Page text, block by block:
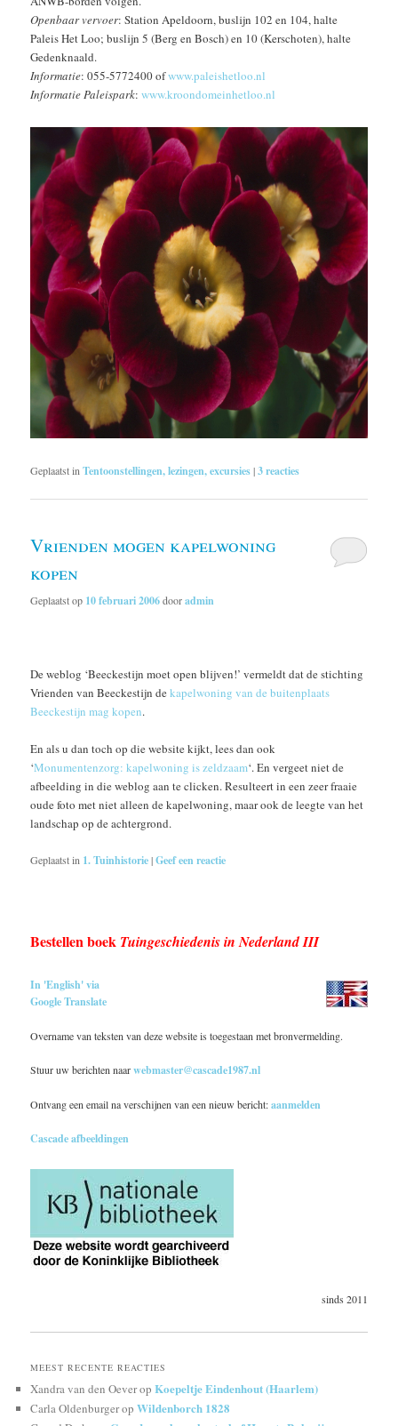
Openbaar vervoer: Station Apeldoorn, buslijn 102 en 104, halte
Paleis Het Loo; buslijn 5 (Berg en Bosch) en 10 (Kerschoten), halte
Gedenknaald.
Informatie: 055-5772400 ofwww.paleishetloo.nl
Informatie Paleispark:www.kroondomeinhetloo.nl
Geplaatst inTentoonstellingen, lezingen, excursies|3reacties
Vrienden mogen kapelwoning
kopen
Geplaatst op 10 februari 2006dooradmin
De weblog ‘Beeckestijn moet open blijven!’ vermeldt dat de stichting
Vrienden van Beeckestijn dekapelwoning van de buitenplaats
Beeckestijn mag kopen.
En als u dan toch op die website kijkt, lees dan ook
‘Monumentenzorg: kapelwoning is zeldzaam‘. En vergeet niet de
afbeelding in die weblog aan te clicken. Resulteert in een zeer fraaie
oude foto met niet alleen de kapelwoning, maar ook de leegte van het
landschap op de achtergrond.
Geplaatst in 1. Tuinhistorie|Geef een reactie
Bestellen boek Tuingeschiedenis in Nederland III
In 'English' via
Google Translate
Overname van teksten van deze website is toegestaan met bronvermelding.
Stuur uw berichten naarwebmaster@cascade1987.nl
Ontvang een email na verschijnen van een nieuw bericht:aanmelden
Cascade afbeeldingen
sinds 2011
MEEST RECENTE REACTIES
Xandra van den OeveropKoepeltje Eindenhout (Haarlem)
Carla OldenburgeropWildenborch 1828